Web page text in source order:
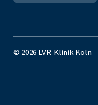
© 2026 LVR-Klinik Köln